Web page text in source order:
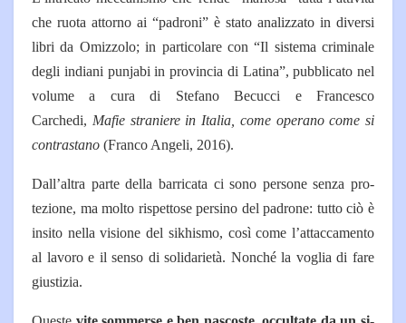
che ruota attorno ai “padroni” è stato analizzato in diversi
libri da Omizzolo; in particolare con “Il sistema criminale
degli india­ni punjabi in provincia di Latina”, pubblicato nel
volume a cura di Stefano Becucci e Francesco
Carchedi, Mafie straniere in Ita­lia, come operano come si
con­trastano (Franco Angeli, 2016).
Dall’altra parte della barrica­ta ci sono persone senza pro­
tezione, ma molto rispettose persino del padrone: tutto ciò è
insito nella visione del sikhi­smo, così come l’attaccamen­to
al lavoro e il senso di solida­rietà. Nonché la voglia di fare
giustizia.